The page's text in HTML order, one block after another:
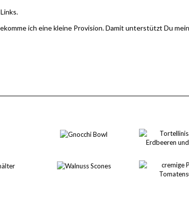
ich eine kleine Provision. Damit unterstützt Du